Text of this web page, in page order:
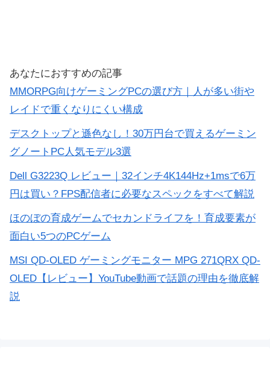
あなたにおすすめの記事
MMORPG向けゲーミングPCの選び方｜人が多い街や
レイドで重くなりにくい構成
デスクトップと遜色なし！30万円台で買えるゲーミン
グノートPC人気モデル3選
Dell G3223Q レビュー｜32インチ4K144Hz+1msで6万
円は買い？FPS配信者に必要なスペックをすべて解説
ほのぼの育成ゲームでセカンドライフを！育成要素が
面白い5つのPCゲーム
MSI QD-OLED ゲーミングモニター MPG 271QRX QD-
OLED【レビュー】YouTube動画で話題の理由を徹底解
説